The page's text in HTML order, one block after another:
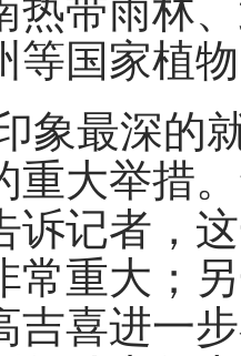
热带雨林
等国家植
象最深的
重大举措
诉记者，
常重大；
吉喜进一